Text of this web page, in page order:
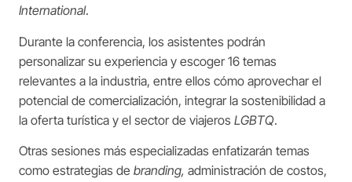
International.
Durante la conferencia, los asistentes podrán
personalizar su experiencia y escoger 16 temas
relevantes a la industria, entre ellos cómo aprovechar el
potencial de comercialización, integrar la sostenibilidad a
la oferta turística y el sector de viajeros LGBTQ.
Otras sesiones más especializadas enfatizarán temas
como estrategias de branding, administración de costos,